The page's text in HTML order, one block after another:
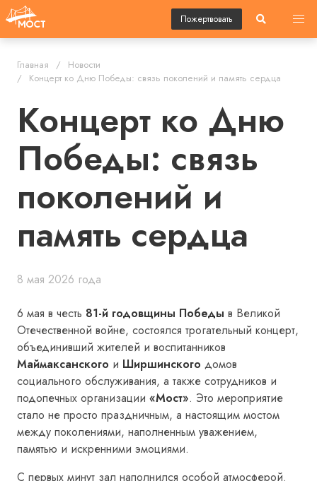
Пожертвовать
Главная
Новости
Концерт ко Дню Победы: связь поколений и память сердца
Концерт ко Дню
Победы: связь
поколений и
память сердца
8 мая 2026 года
6 мая в честь 81-й годовщины Победы в Великой
Отечественной войне, состоялся трогательный концерт,
объединивший жителей и воспитанников
Маймаксанского и Ширшинского домов
социального обслуживания, а также сотрудников и
подопечных организации «Мост». Это мероприятие
стало не просто праздничным, а настоящим мостом
между поколениями, наполненным уважением,
памятью и искренними эмоциями.
С первых минут зал наполнился особой атмосферой.